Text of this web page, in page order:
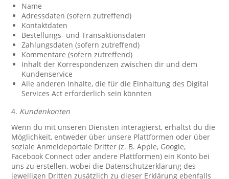
Name
Adressdaten (sofern zutreffend)
Kontaktdaten
Bestellungs- und Transaktionsdaten
Zahlungsdaten (sofern zutreffend)
Kommentare (sofern zutreffend)
Inhalt der Korrespondenzen zwischen dir und dem
Kundenservice
Alle anderen Inhalte, die für die Einhaltung des Digital
Services Act erforderlich sein könnten
4. Kundenkonten
Wenn du mit unseren Diensten interagierst, erhältst du die
Möglichkeit, entweder über unsere Plattformen oder über
soziale Anmeldeportale Dritter (z. B. Apple, Google,
Facebook Connect oder andere Plattformen) ein Konto bei
uns zu erstellen, wobei die Datenschutzerklärung des
jeweiligen Dritten zusätzlich zu dieser Erklärung ebenfalls